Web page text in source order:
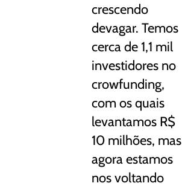
crescendo
devagar. Temos
cerca de 1,1 mil
investidores no
crowfunding,
com os quais
levantamos R$
10 milhões, mas
agora estamos
nos voltando